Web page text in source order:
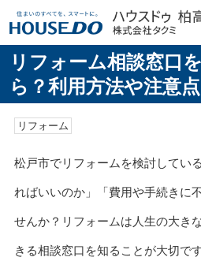
リフォーム相談窓口
ら？利用方法や注意
リフォーム
松戸市でリフォームを検討してい
ればいいのか」「費用や手続きに
せんか？リフォームは人生の大き
きる相談窓口を知ることが大切で